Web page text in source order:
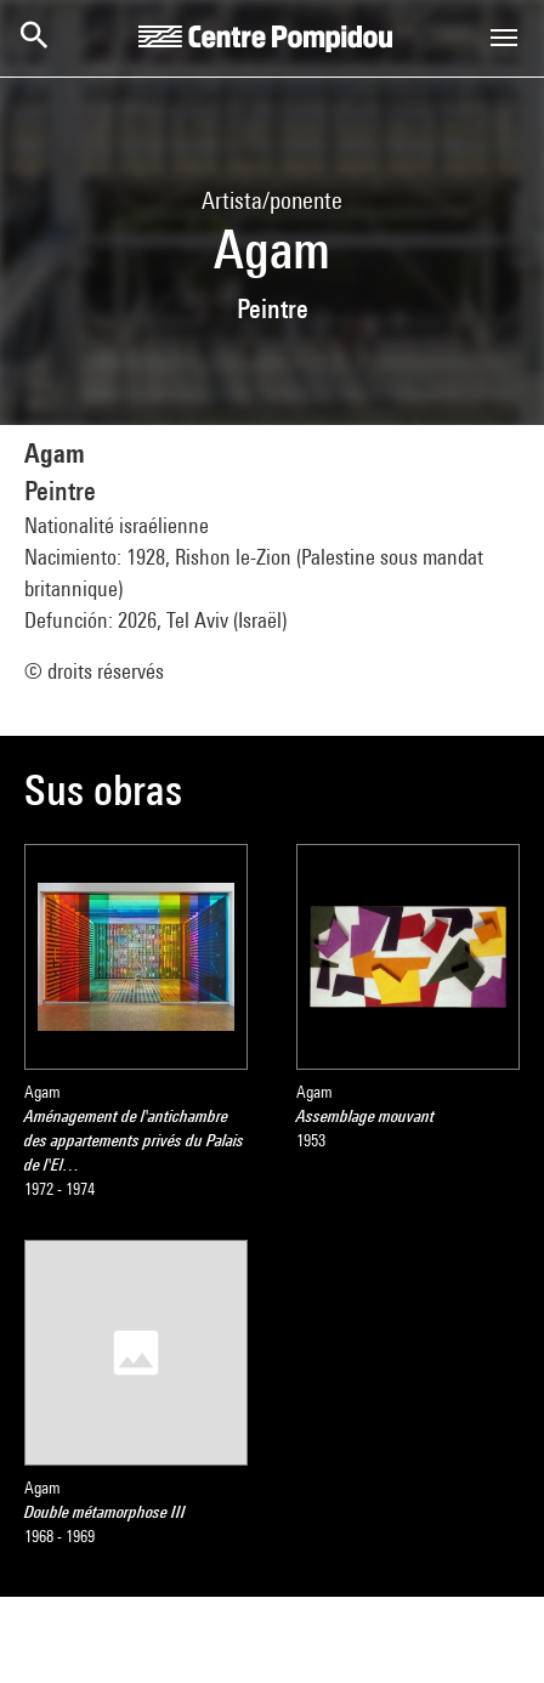
Artista/ponente
Agam
Peintre
Agam
Peintre
Nationalité israélienne
Nacimiento: 1928, Rishon le-Zion (Palestine sous mandat
britannique)
Defunción: 2026, Tel Aviv (Israël)
© droits réservés
Sus obras
Agam
Aménagement de l'antichambre
des appartements privés du Palais
de l'El…
1972 - 1974
Agam
Assemblage mouvant
1953
Agam
Double métamorphose III
1968 - 1969